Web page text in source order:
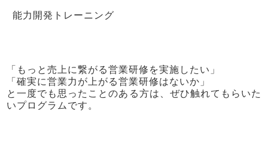
能力開発トレーニング
「もっと売上に繋がる営業研修を実施したい」
「確実に営業力が上がる営業研修はないか」
と一度でも思ったことのある方は、ぜひ触れてもらいた
いプログラムです。